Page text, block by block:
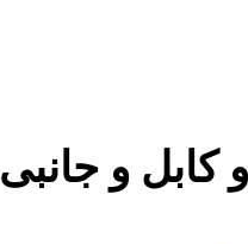
کابل و جانبی